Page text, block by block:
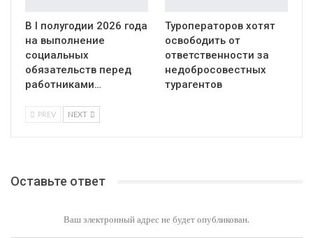
В I полугодии 2026 года
на выполнение
социальных
обязательств перед
работниками…
Туроператоров хотят
освободить от
ответственности за
недобросовестных
турагентов
PREV NEXT
Оставьте ответ
Ваш электронный адрес не будет опубликован.